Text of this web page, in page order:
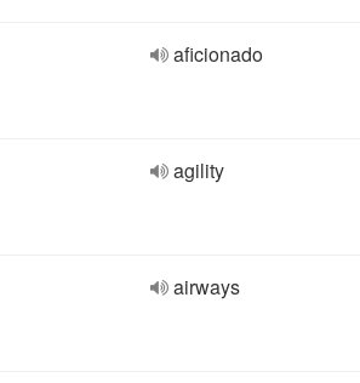
aficionado
agility
airways